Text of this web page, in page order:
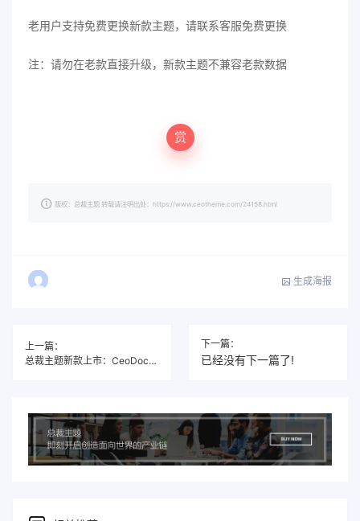
老用户支持免费更换新款主题，请联系客服免费更换
注：请勿在老款直接升级，新款主题不兼容老款数据
赏
版权：总裁主题 转载请注明出处：https://www.ceotheme.com/24158.html
生成海报
上一篇：
总裁主题新款上市：CeoDocs主题一款极简大气的WordPress付费办公素材下载主题！
下一篇：
已经没有下一篇了!